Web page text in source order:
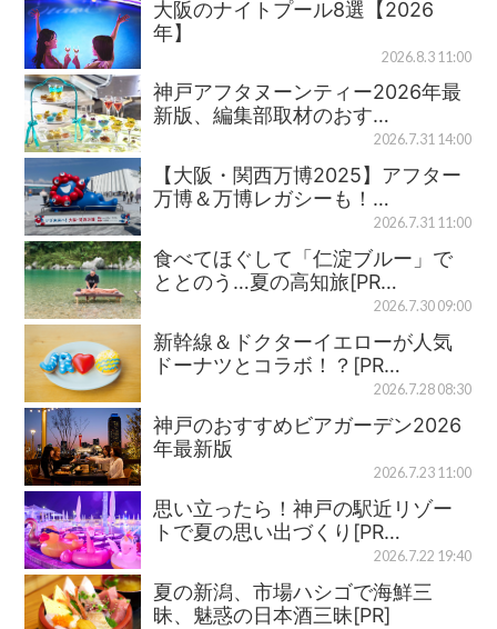
大阪のナイトプール8選【2026
年】
2026.8.3 11:00
神戸アフタヌーンティー2026年最
新版、編集部取材のおす…
2026.7.31 14:00
【大阪・関西万博2025】アフター
万博＆万博レガシーも！…
2026.7.31 11:00
食べてほぐして「仁淀ブルー」で
ととのう…夏の高知旅[PR…
2026.7.30 09:00
新幹線＆ドクターイエローが人気
ドーナツとコラボ！？[PR…
2026.7.28 08:30
神戸のおすすめビアガーデン2026
年最新版
2026.7.23 11:00
思い立ったら！神戸の駅近リゾー
トで夏の思い出づくり[PR…
2026.7.22 19:40
夏の新潟、市場ハシゴで海鮮三
昧、魅惑の日本酒三昧[PR]